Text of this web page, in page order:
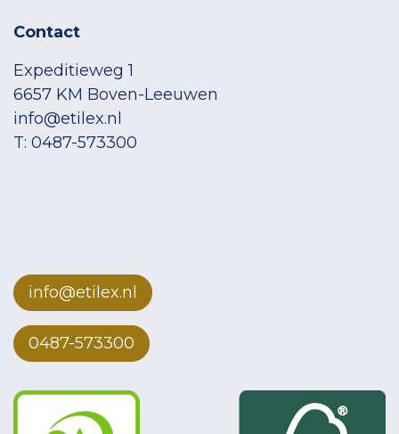
Contact
Expeditieweg 1
6657 KM Boven-Leeuwen
info@etilex.nl
T: 0487-573300
info@etilex.nl
0487-573300